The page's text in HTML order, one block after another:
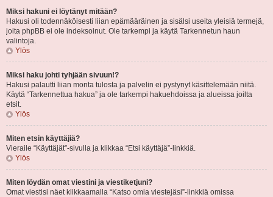
Miksi hakuni ei löytänyt mitään?
Hakusi oli todennäköisesti liian epämääräinen ja sisälsi useita yleisiä termejä,
joita phpBB ei ole indeksoinut. Ole tarkempi ja käytä Tarkennetun haun
valintoja.
Ylös
Miksi haku johti tyhjään sivuun!?
Hakusi palautti liian monta tulosta ja palvelin ei pystynyt käsittelemään niitä.
Käytä “Tarkennettua hakua” ja ole tarkempi hakuehdoissa ja alueissa joilta
etsit.
Ylös
Miten etsin käyttäjiä?
Vieraile “Käyttäjät”-sivulla ja klikkaa “Etsi käyttäjä”-linkkiä.
Ylös
Miten löydän omat viestini ja viestiketjuni?
Omat viestisi näet klikkaamalla “Katso omia viestejäsi”-linkkiä omissa